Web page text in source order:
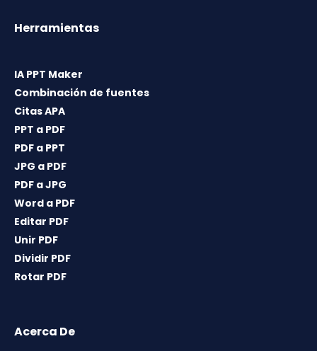
Herramientas
IA PPT Maker
Combinación de fuentes
Citas APA
PPT a PDF
PDF a PPT
JPG a PDF
PDF a JPG
Word a PDF
Editar PDF
Unir PDF
Dividir PDF
Rotar PDF
Acerca De